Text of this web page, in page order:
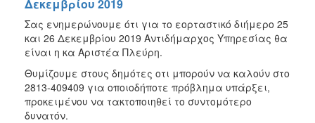
Δεκεμβρίου 2019
Σας ενημερώνουμε ότι για το εορταστικό διήμερο 25
και 26 Δεκεμβρίου 2019 Αντιδήμαρχος Υπηρεσίας θα
είναι η κα Αριστέα Πλεύρη.
Θυμίζουμε στους δημότες οτι μπορούν να καλούν στο
2813-409409 για οποιοδήποτε πρόβλημα υπάρξει,
προκειμένου να τακτοποιηθεί το συντομότερο
δυνατόν.